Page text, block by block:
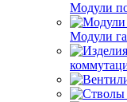
Модули
Модули